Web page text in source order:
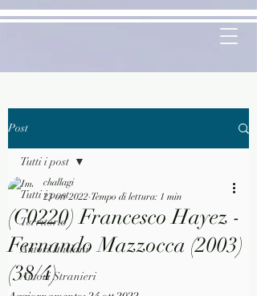
Post
Tutti i post
Territorio
Autori Italiani
Autori Stranieri
Tutti i post
(C0220) Francesco Hayez -
Fernando Mazzocca (2003)
(38/4)
challagi
23 ott 2022 Tempo di lettura: 1 min